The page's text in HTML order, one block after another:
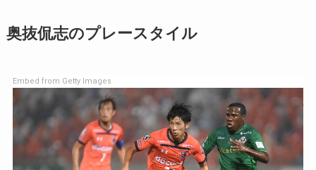
奥抜侃志のプレースタイル
Embed from Getty Images